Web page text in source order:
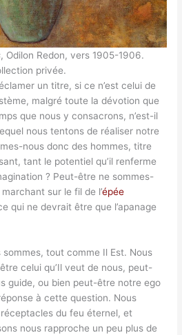
, Odilon Redon, vers 1905-1906.
privée.
un titre, si ce n’est celui de
malgré toute la dévotion que
que nous y consacrons, n’est-il
nous tentons de réaliser notre
nous donc des hommes, titre
tant le potentiel qu’il renferme
? Peut-être ne sommes-
sur le fil de l’épée
qui ne devrait être que l’apanage
tout comme Il Est. Nous
celui qu’Il veut de nous, peut-
guide, ou bien peut-être notre ego
à cette question. Nous
du feu éternel, et
nous rapproche un peu plus de